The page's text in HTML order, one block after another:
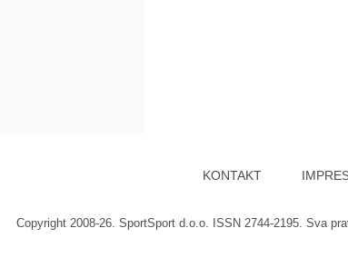
KONTAKT
Copyright 2008-26. SportSport d.o.o. ISSN 2744-2195. Sva